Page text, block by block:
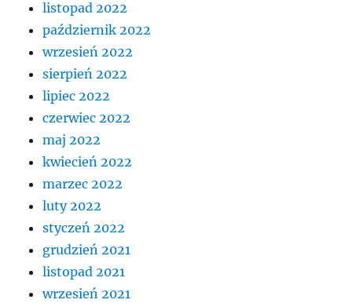
listopad 2022
październik 2022
wrzesień 2022
sierpień 2022
lipiec 2022
czerwiec 2022
maj 2022
kwiecień 2022
marzec 2022
luty 2022
styczeń 2022
grudzień 2021
listopad 2021
wrzesień 2021